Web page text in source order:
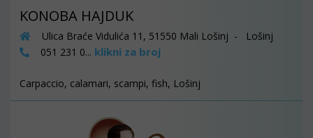
KONOBA HAJDUK
Ulica Braće Vidulića 11, 51550 Mali Lošinj - Lošinj
051 231 0... klikni za broj
Carpaccio, calamari, scampi, fish, Lošinj